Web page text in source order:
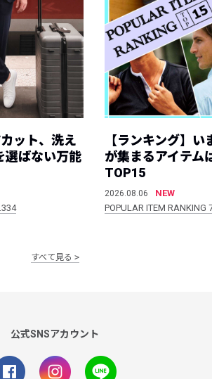
ット、洗え
選ばない万能
【ランキング】
が集まるアイテム
TOP15
2026.08.06
NEW
POPULAR ITEM
すべて見る
公式SNSアカウント